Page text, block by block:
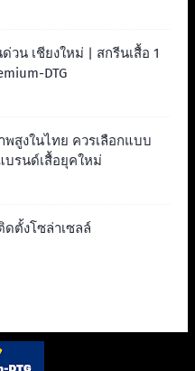
ด่วน เชียงใหม่ | สกรีนเสื้อ 1
DTG
พสูงในไทย ควรเลือกแบบ
รนด์เสื้อยุคใหม่
ตั้งโซล่าเซลล์